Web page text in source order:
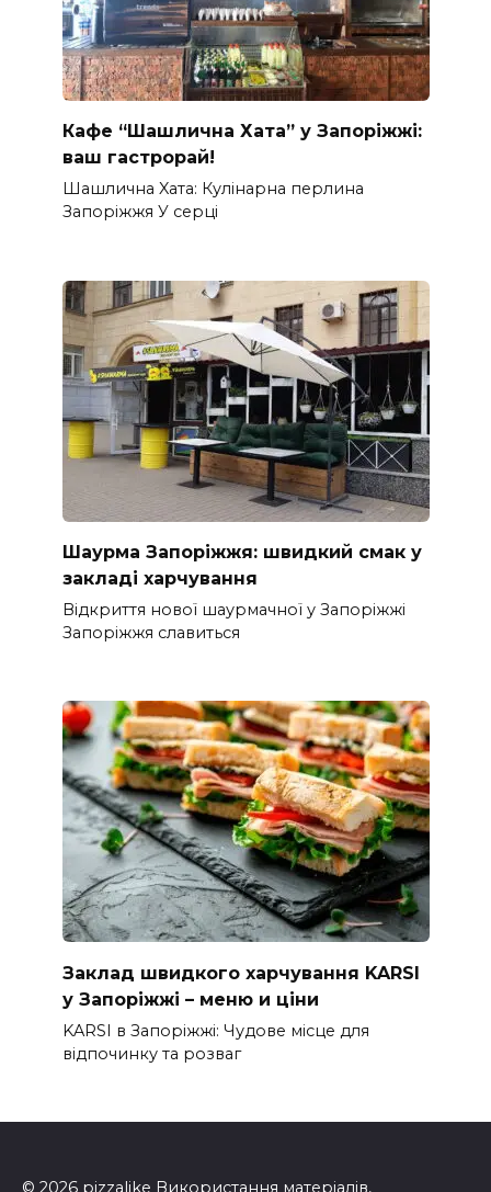
Кафе “Шашлична Хата” у Запоріжжі:
ваш гастрорай!
Шашлична Xата: Кулінарна перлина
Запоріжжя У серці
Шаурма Запоріжжя: швидкий смак у
закладі харчування
Відкриття нової шаурмачної у Запоріжжі
Запоріжжя славиться
Заклад швидкого харчування KARSI
у Запоріжжі – меню и ціни
KARSI в Запоріжжі: Чудове місце для
відпочинку та розваг
© 2026 pizzalike Використання матеріалів,